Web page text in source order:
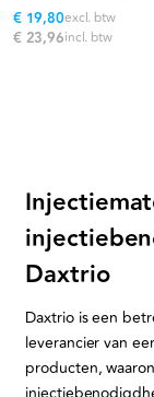
€ 19,80excl. btw
€ 23,96incl. btw
Daxtrio
Daxtrio is een
leverancier van
producten,